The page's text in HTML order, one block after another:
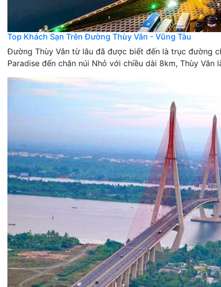
Top Khách Sạn Trên Đường Thùy Vân - Vũng Tàu
Đường Thùy Vân từ lâu đã được biết đến là trục đường
Paradise đến chân núi Nhỏ với chiều dài 8km, Thùy